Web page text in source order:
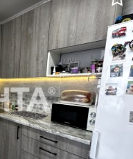
підлога —
місто» —
інфраструктурою:
сервісна
аптеки, медичні
дитячі й
піцерія, поруч школа та
варіант для
під оренду. Можливе
єОселя 7% (ВПО) Код
інформації та
392103